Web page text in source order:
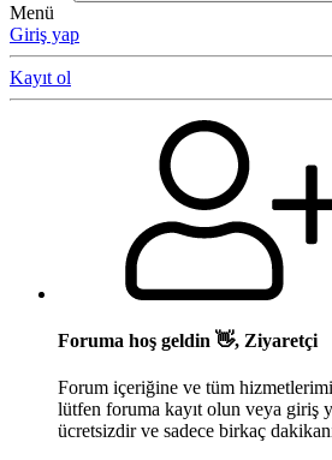
Menü
Giriş yap
Kayıt ol
Foruma hoş geldin 👋, Ziyaretçi
Forum içeriğine ve tüm
lütfen foruma kayıt olun veya giriş
ücretsizdir ve sadece birkaç